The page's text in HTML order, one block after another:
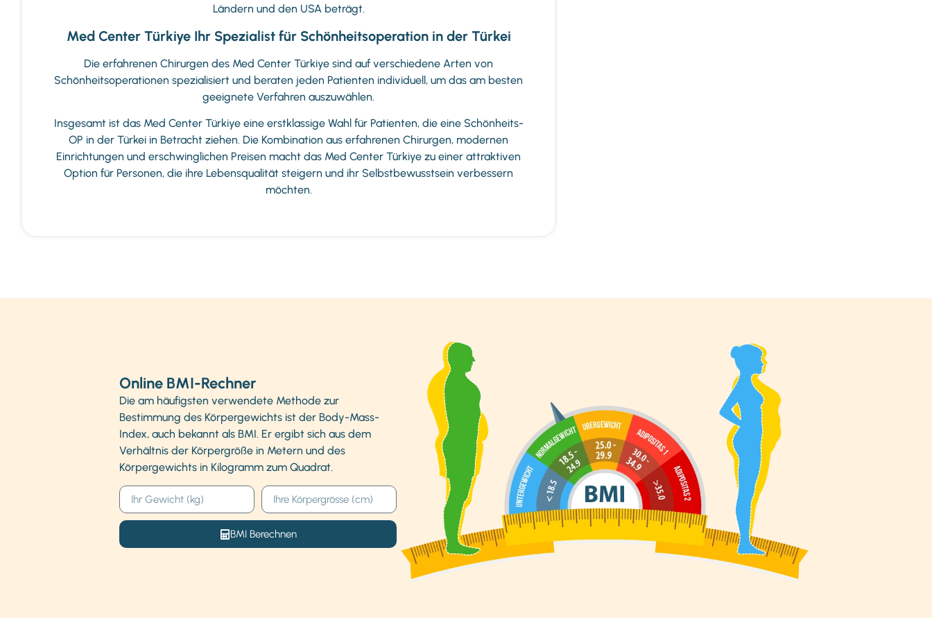
Ländern und den USA beträgt.
Med Center Türkiye Ihr Spezialist für Schönheitsoperation in der Türkei
Die erfahrenen Chirurgen des Med Center Türkiye sind auf verschiedene Arten von
Schönheitsoperationen spezialisiert und beraten jeden Patienten individuell, um das am besten
geeignete Verfahren auszuwählen.
Insgesamt ist das Med Center Türkiye eine erstklassige Wahl für Patienten, die eine Schönheits-
OP in der Türkei in Betracht ziehen. Die Kombination aus erfahrenen Chirurgen, modernen
Einrichtungen und erschwinglichen Preisen macht das Med Center Türkiye zu einer attraktiven
Option für Personen, die ihre Lebensqualität steigern und ihr Selbstbewusstsein verbessern
möchten.
Online BMI-Rechner
Die am häufigsten verwendete Methode zur
Bestimmung des Körpergewichts ist der Body-Mass-
Index, auch bekannt als BMI. Er ergibt sich aus dem
Verhältnis der Körpergröße in Metern und des
Körpergewichts in Kilogramm zum Quadrat.
BMI Berechnen